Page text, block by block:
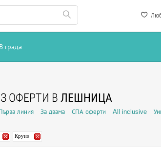
В града
ОФЕРТИ В ЛЕШНИЦА
линия За двама СПА оферти All inclusive
Круиз